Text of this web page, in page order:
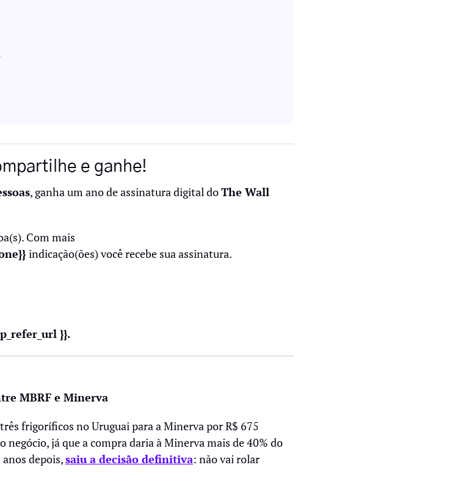
e ganhe!
, ganha um ano de assinatura digital do The Wall
indicação(ões) você recebe sua assinatura.
}}.
MBRF e Minerva
frigoríficos no Uruguai para a Minerva por R$ 675
já que a compra daria à Minerva mais de 40% do
depois, saiu a decisão definitiva: não vai rolar